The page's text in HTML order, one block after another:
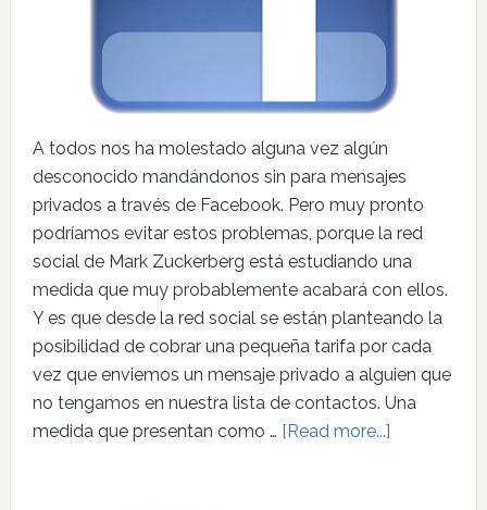
A todos nos ha molestado alguna vez algún
desconocido mandándonos sin para mensajes
privados a través de Facebook. Pero muy pronto
podríamos evitar estos problemas, porque la red
social de Mark Zuckerberg está estudiando una
medida que muy probablemente acabará con ellos.
Y es que desde la red social se están planteando la
posibilidad de cobrar una pequeña tarifa por cada
vez que enviemos un mensaje privado a alguien que
no tengamos en nuestra lista de contactos. Una
medida que presentan como … [Read more...]